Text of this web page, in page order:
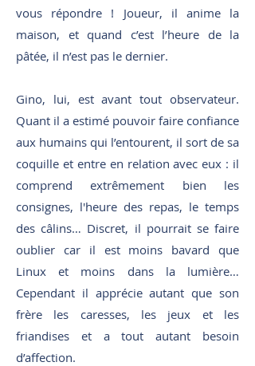
vous répondre ! Joueur, il anime la
maison, et quand c’est l’heure de la
pâtée, il n’est pas le dernier.
Gino, lui, est avant tout observateur.
Quant il a estimé pouvoir faire confiance
aux humains qui l’entourent, il sort de sa
coquille et entre en relation avec eux : il
comprend extrêmement bien les
consignes, l'heure des repas, le temps
des câlins… Discret, il pourrait se faire
oublier car il est moins bavard que
Linux et moins dans la lumière…
Cependant il apprécie autant que son
frère les caresses, les jeux et les
friandises et a tout autant besoin
d’affection.